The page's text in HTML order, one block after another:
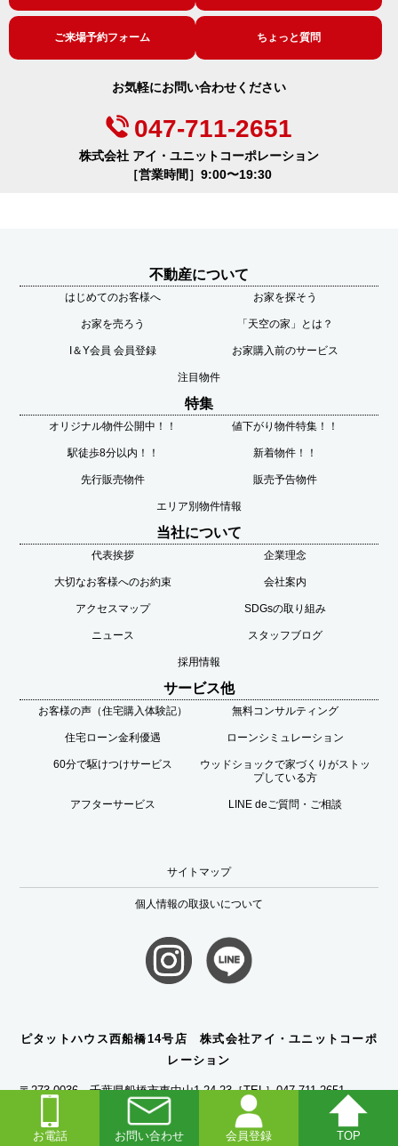
ご来場予約フォーム ちょっと質問
お気軽にお問い合わせください
047-711-2651
株式会社 アイ・ユニットコーポレーション
［営業時間］9:00〜19:30
不動産について
はじめてのお客様へ お家を探そう
お家を売ろう 「天空の家」とは？
I＆Y会員 会員登録 お家購入前のサービス
注目物件
特集
オリジナル物件公開中！！ 値下がり物件特集！！
駅徒歩8分以内！！ 新着物件！！
先行販売物件 販売予告物件
エリア別物件情報
当社について
代表挨拶 企業理念
大切なお客様へのお約束 会社案内
アクセスマップ SDGsの取り組み
ニュース スタッフブログ
採用情報
サービス他
お客様の声（住宅購入体験記） 無料コンサルティング
住宅ローン金利優遇 ローンシミュレーション
60分で駆けつけサービス
ウッドショックで家づくりがストッ
プしている方
アフターサービス LINE deご質問・ご相談
サイトマップ
個人情報の取扱いについて
ピタットハウス西船橋14号店 株式会社アイ・ユニットコーポ
レーション
〒273-0036 千葉県船橋市東中山1-24-23［TEL］047-711-2651
［営業時間］9:00〜19:30
船橋市、市川市を中心とした戸建、マンション、土地の売買物件情報。
お電話 お問い合わせ 会員登録 TOP